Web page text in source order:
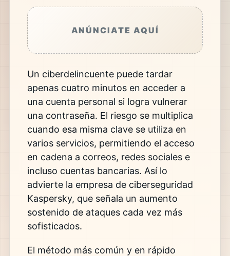
ANÚNCIATE AQUÍ
Un ciberdelincuente puede tardar
apenas cuatro minutos en acceder a
una cuenta personal si logra vulnerar
una contraseña. El riesgo se multiplica
cuando esa misma clave se utiliza en
varios servicios, permitiendo el acceso
en cadena a correos, redes sociales e
incluso cuentas bancarias. Así lo
advierte la empresa de ciberseguridad
Kaspersky, que señala un aumento
sostenido de ataques cada vez más
sofisticados.
El método más común y en rápido